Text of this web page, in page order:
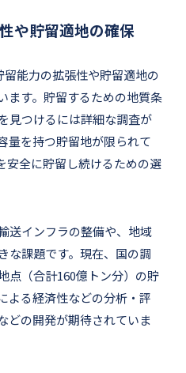
や貯留適地の確保
留能力の拡張性や貯留適地の
ます。貯留するための地質条
見つけるには詳細な調査が
量を持つ貯留地が限られて
安全に貯留し続けるための選
送インフラの整備や、地域
な課題です。現在、国の調
点（合計160億トン分）の貯
よる経済性などの分析・評
どの開発が期待されていま